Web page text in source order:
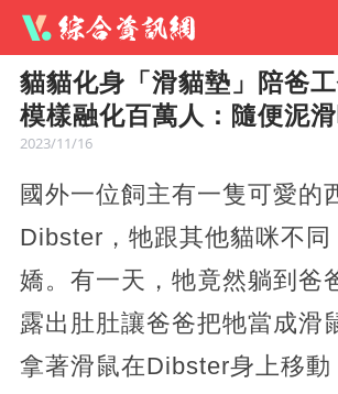
貓貓化身「滑貓墊」陪爸
模樣融化百萬人：隨便泥
2023/11/16
國外一位飼主有一隻可愛的
Dibster，牠跟其他貓咪不同
嬌。有一天，牠竟然躺到爸
露出肚肚讓爸爸把牠當成滑
拿著滑鼠在Dibster身上移動